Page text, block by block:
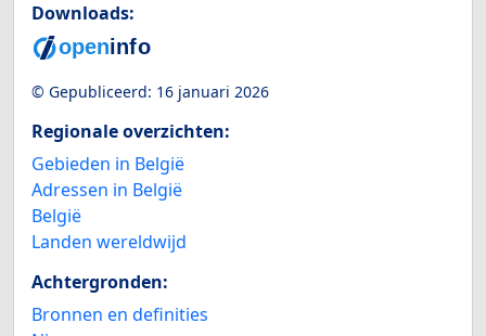
Downloads:
© Gepubliceerd: 16 januari 2026
Regionale overzichten:
Gebieden in België
Adressen in België
België
Landen wereldwijd
Achtergronden:
Bronnen en definities